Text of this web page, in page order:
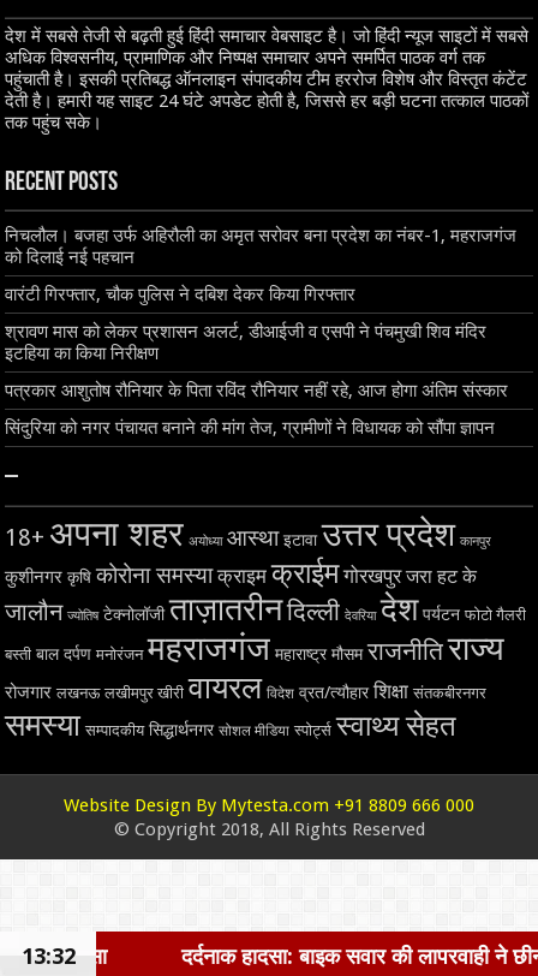
देश में सबसे तेजी से बढ़ती हुई हिंदी समाचार वेबसाइट है। जो हिंदी न्यूज साइटों में सबसे
अधिक विश्वसनीय, प्रामाणिक और निष्पक्ष समाचार अपने समर्पित पाठक वर्ग तक
पहुंचाती है। इसकी प्रतिबद्ध ऑनलाइन संपादकीय टीम हररोज विशेष और विस्तृत कंटेंट
देती है। हमारी यह साइट 24 घंटे अपडेट होती है, जिससे हर बड़ी घटना तत्काल पाठकों
तक पहुंच सके।
Recent Posts
निचलौल। बजहा उर्फ अहिरौली का अमृत सरोवर बना प्रदेश का नंबर-1, महराजगंज
को दिलाई नई पहचान
वारंटी गिरफ्तार, चौक पुलिस ने दबिश देकर किया गिरफ्तार
श्रावण मास को लेकर प्रशासन अलर्ट, डीआईजी व एसपी ने पंचमुखी शिव मंदिर
इटहिया का किया निरीक्षण
पत्रकार आशुतोष रौनियार के पिता रविंद रौनियार नहीं रहे, आज होगा अंतिम संस्कार
सिंदुरिया को नगर पंचायत बनाने की मांग तेज, ग्रामीणों ने विधायक को सौंपा ज्ञापन
–
18+ अपना शहर अयोध्या आस्था इटावा उत्तर प्रदेश कानपुर
कुशीनगर कृषि कोरोना समस्या क्राइम क्राईम गोरखपुर जरा हट के
जालौन ज्योतिष टेक्नोलॉजी ताज़ातरीनदिल्ली देवरिया देश पर्यटन फोटो गैलरी
बस्ती बाल दर्पण मनोरंजन महराजगंज महाराष्ट्र मौसम राजनीतिराज्य
रोजगार लखनऊ लखीमपुर खीरी वायरल विदेश व्रत/त्यौहार शिक्षा संतकबीरनगर
समस्या सम्पादकीय सिद्धार्थनगर सोशल मीडिया स्पोर्ट्स स्वाथ्य सेहत
Website Design By Mytesta.com +91 8809 666 000
© Copyright 2018, All Rights Reserved
दर्दनाक हादसा: बाइक सवार की लापरवाही ने छीनी जिंदगी,
13:32